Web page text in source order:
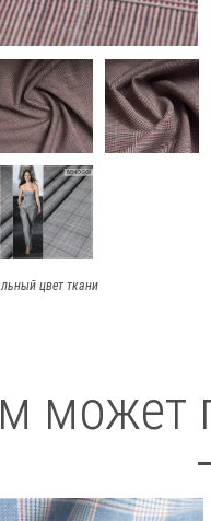
цвет ткани
может